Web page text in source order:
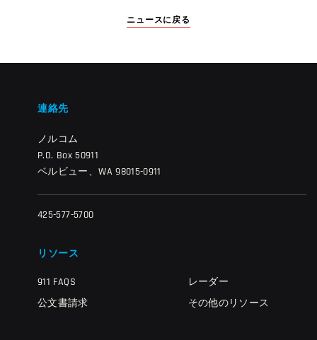
ニュースに戻る
連絡先
ノルコム
P.O. Box 50911
ベルビュー、WA 98015-0911
425-577-5700
リソース
911 FAQS
公文書請求
レーダー
その他のリソース